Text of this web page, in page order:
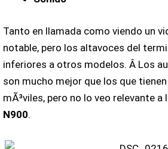
Tanto en llamada como viendo un
notable, pero los altavoces del
inferiores a otros modelos. Â Los
son mucho mejor que los que
mÃ³viles, pero no lo veo relevante a
N900.